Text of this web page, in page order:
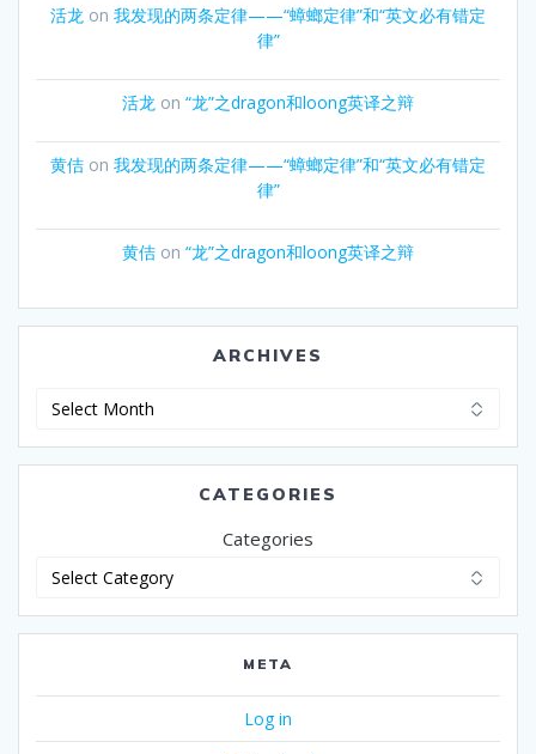
活龙 on 我发现的两条定律——“蟑螂定律”和“英文必有错定
律”
活龙 on “龙”之dragon和loong英译之辩
黄佶 on 我发现的两条定律——“蟑螂定律”和“英文必有错定
律”
黄佶 on “龙”之dragon和loong英译之辩
ARCHIVES
Archives
CATEGORIES
Categories
META
Log in